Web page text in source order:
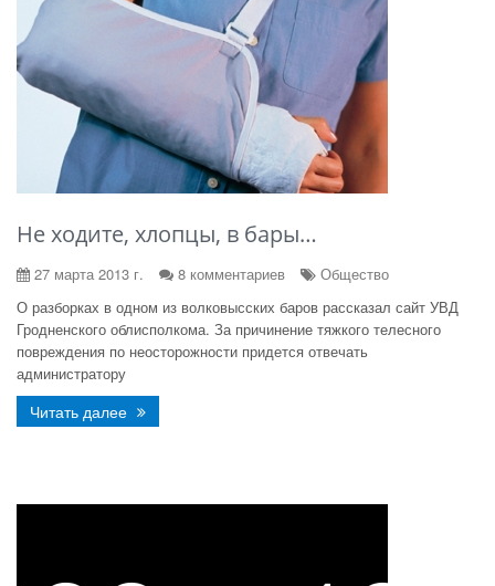
Не ходите, хлопцы, в бары…
27 марта 2013 г. 8 комментариев
Общество
О разборках в одном из волковысских баров рассказал сайт УВД
Гродненского облисполкома. За причинение тяжкого телесного
повреждения по неосторожности придется отвечать
администратору
Читать далее